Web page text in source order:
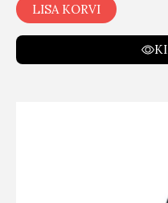
LISA KORVI